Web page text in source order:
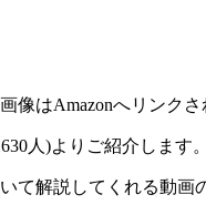
像はAmazonへリンク
人)よりご紹介します。
て解説してくれる動画